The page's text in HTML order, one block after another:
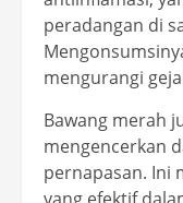
peradangan di
mengurangi
Bawang merah
mengencerkan
pernapasan. Ini
yang efektif